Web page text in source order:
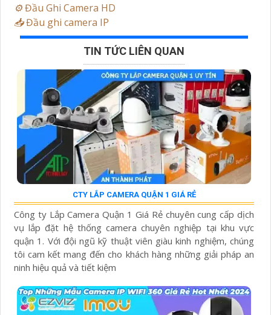
⚙️Đầu Ghi Camera HD
📥Đầu ghi camera IP
TIN TỨC LIÊN QUAN
CTY LẮP CAMERA QUẬN 1 GIÁ RẺ
Công ty Lắp Camera Quận 1 Giá Rẻ chuyên cung cấp dịch
vụ lắp đặt hệ thống camera chuyên nghiệp tại khu vực
quận 1. Với đội ngũ kỹ thuật viên giàu kinh nghiệm, chúng
tôi cam kết mang đến cho khách hàng những giải pháp an
ninh hiệu quả và tiết kiệm